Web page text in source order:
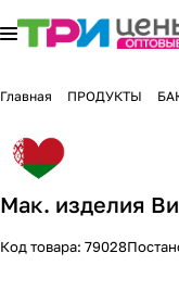
Главная ПРОДУКТЫ
Мак. изделия
Код товара: 79028